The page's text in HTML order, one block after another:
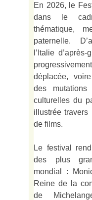
En 2026, le
dans le
thématique,
paternelle.
l’Italie
déplacée,
des mutations
culturelles du
illustrée travers
de films.
Le festival
des plus
mondial :
Reine de la
de